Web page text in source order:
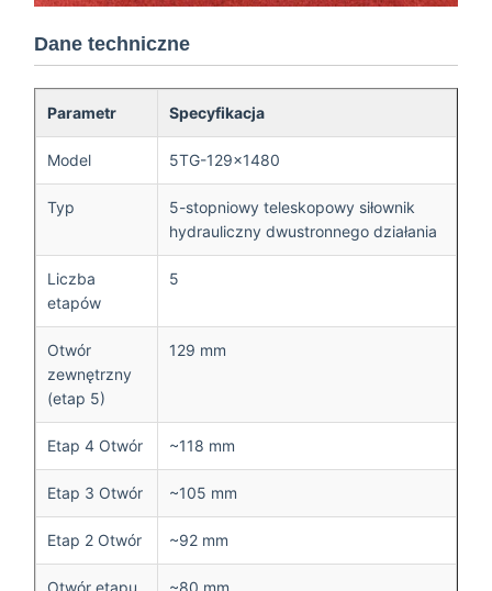
Dane techniczne
Parametr Specyfikacja
Model 5TG-129×1480
Typ
5-stopniowy teleskopowy siłownik
hydrauliczny dwustronnego działania
Liczba
etapów
5
Otwór
zewnętrzny
(etap 5)
129 mm
Etap 4 Otwór ~118 mm
Etap 3 Otwór ~105 mm
Etap 2 Otwór ~92 mm
Otwór etapu
~80 mm